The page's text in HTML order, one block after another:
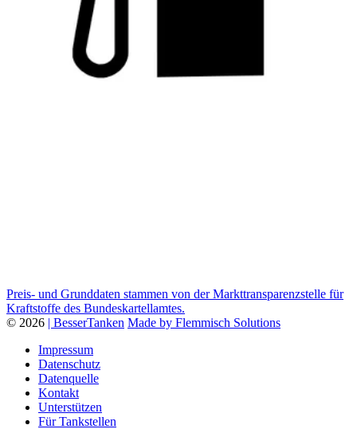
Preis- und Grunddaten stammen von der Markttransparenzstelle für
Kraftstoffe des Bundeskartellamtes.
© 2026 | BesserTanken Made by Flemmisch Solutions
Impressum
Datenschutz
Datenquelle
Kontakt
Unterstützen
Für Tankstellen